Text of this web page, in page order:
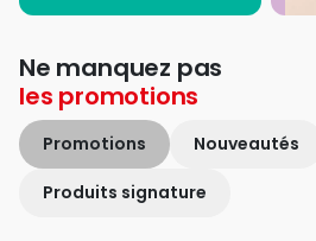
Ne manquez pas
les promotions
Promotions Nouveautés
Produits signature